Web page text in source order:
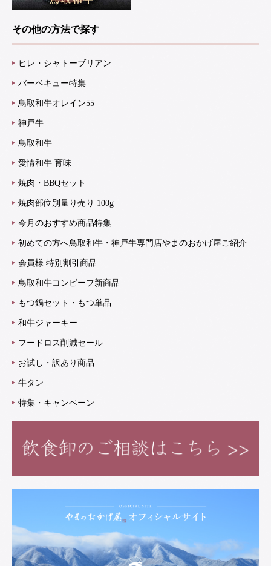
その他の方法で探す
ヒレ・シャトーブリアン
バーベキュー特集
鳥取和牛オレイン55
神戸牛
鳥取和牛
愛情和牛 育味
焼肉・BBQセット
焼肉部位別量り売り 100g
今月のおすすめ商品特集
初めての方へ鳥取和牛・神戸牛専門店やまのおかげ屋ご紹介
会員様 特別割引商品
鳥取和牛コンビーフ新商品
もつ鍋セット・もつ単品
和牛ジャーキー
フードロス削減セール
お試し・訳あり商品
牛タン
特集・キャンペーン